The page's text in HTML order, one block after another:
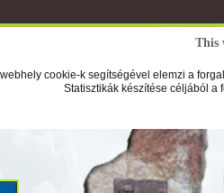
This
cookie-k segítségével elemzi a
Statisztikák készítése céljából a